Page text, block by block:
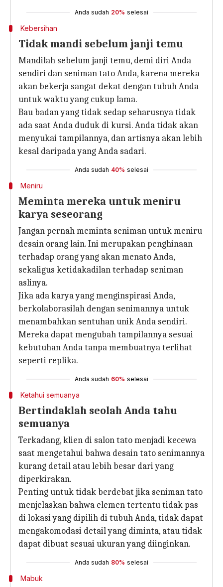
Anda sudah 20% selesai
Kebersihan
Tidak mandi sebelum janji temu
Mandilah sebelum janji temu, demi diri Anda
sendiri dan seniman tato Anda, karena mereka
akan bekerja sangat dekat dengan tubuh Anda
untuk waktu yang cukup lama.
Bau badan yang tidak sedap seharusnya tidak
ada saat Anda duduk di kursi. Anda tidak akan
menyukai tampilannya, dan artisnya akan lebih
kesal daripada yang Anda sadari.
Anda sudah 40% selesai
Meniru
Meminta mereka untuk meniru
karya seseorang
Jangan pernah meminta seniman untuk meniru
desain orang lain. Ini merupakan penghinaan
terhadap orang yang akan menato Anda,
sekaligus ketidakadilan terhadap seniman
aslinya.
Jika ada karya yang menginspirasi Anda,
berkolaborasilah dengan senimannya untuk
menambahkan sentuhan unik Anda sendiri.
Mereka dapat mengubah tampilannya sesuai
kebutuhan Anda tanpa membuatnya terlihat
seperti replika.
Anda sudah 60% selesai
Ketahui semuanya
Bertindaklah seolah Anda tahu
semuanya
Terkadang, klien di salon tato menjadi kecewa
saat mengetahui bahwa desain tato senimannya
kurang detail atau lebih besar dari yang
diperkirakan.
Penting untuk tidak berdebat jika seniman tato
menjelaskan bahwa elemen tertentu tidak pas
di lokasi yang dipilih di tubuh Anda, tidak dapat
mengakomodasi detail yang diminta, atau tidak
dapat dibuat sesuai ukuran yang diinginkan.
Anda sudah 80% selesai
Mabuk